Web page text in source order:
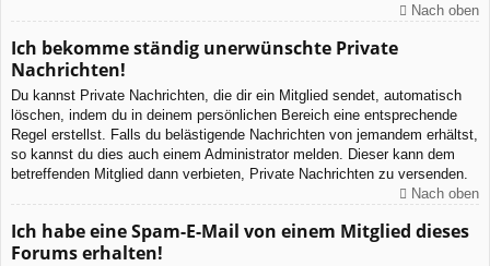
Nach oben
Ich bekomme ständig unerwünschte Private
Nachrichten!
Du kannst Private Nachrichten, die dir ein Mitglied sendet, automatisch
löschen, indem du in deinem persönlichen Bereich eine entsprechende
Regel erstellst. Falls du belästigende Nachrichten von jemandem erhältst,
so kannst du dies auch einem Administrator melden. Dieser kann dem
betreffenden Mitglied dann verbieten, Private Nachrichten zu versenden.
Nach oben
Ich habe eine Spam-E-Mail von einem Mitglied dieses
Forums erhalten!